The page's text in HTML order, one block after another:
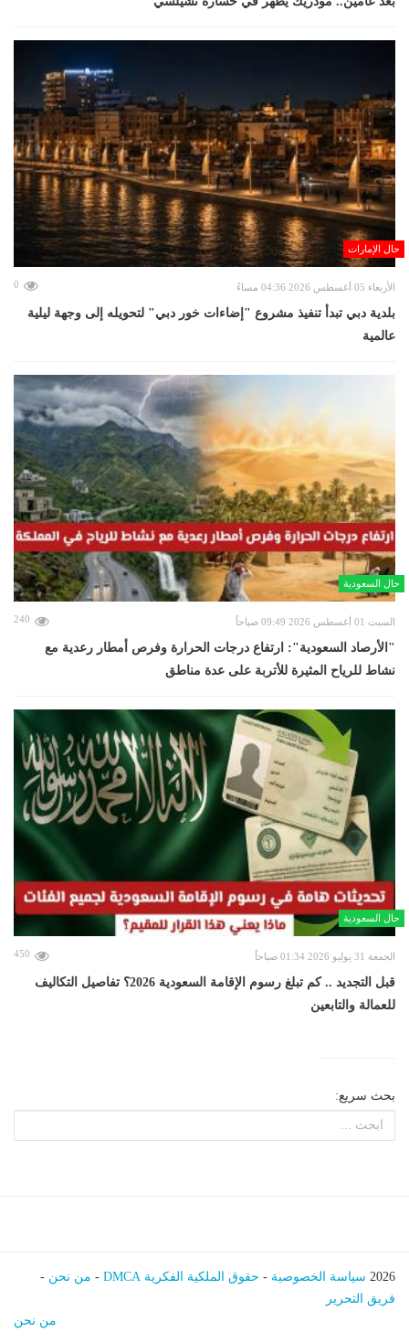
حال الإمارات
الأربعاء 05 أغسطس 2026 04:36 مساءً 0
بلدية دبي تبدأ تنفيذ مشروع "إضاءات خور دبي" لتحويله إلى وجهة ليلية
عالمية
حال السعودية
السبت 01 أغسطس 2026 09:49 صباحاً 240
"الأرصاد السعودية": ارتفاع درجات الحرارة وفرص أمطار رعدية مع
نشاط للرياح المثيرة للأتربة على عدة مناطق
حال السعودية
الجمعة 31 يوليو 2026 01:34 صباحاً 450
قبل التجديد .. كم تبلغ رسوم الإقامة السعودية 2026؟ تفاصيل التكاليف
للعمالة والتابعين
بحث سريع:
2026 سياسة الخصوصية - حقوق الملكية الفكرية DMCA - من نحن -
فريق التحرير
من نحن